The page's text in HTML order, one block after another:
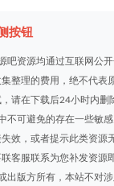
按钮
吧资源均通过互联网公
整理的费用，绝不代表
请在下载后24小时内删
不可避免的存在一些敏
效，或者提示此类资源
客服联系为您补发资源
出版方所有，本站不对